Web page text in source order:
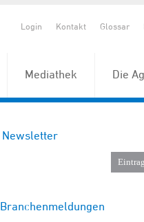
Login Kontakt Glossar
Mediathek Die
Newsletter
Branchenmeldungen